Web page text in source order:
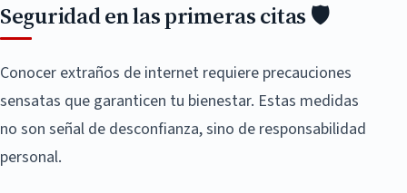
Seguridad en las primeras citas 🛡️
Conocer extraños de internet requiere precauciones
sensatas que garanticen tu bienestar. Estas medidas
no son señal de desconfianza, sino de responsabilidad
personal.